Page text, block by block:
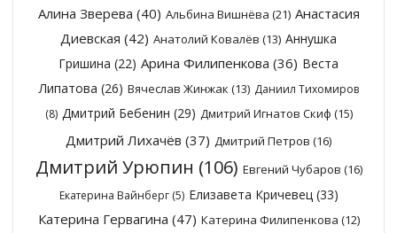
Алина Зверева (40) Альбина Вишнёва (21) Анастасия
Диевская (42) Анатолий Ковалёв (13) Аннушка
Гришина (22) Арина Филипенкова (36) Веста
Липатова (26) Вячеслав Жинжак (13) Даниил Тихомиров
(8) Дмитрий Бебенин (29) Дмитрий Игнатов Скиф (15)
Дмитрий Лихачёв (37) Дмитрий Петров (16)
Дмитрий Урюпин (106) Евгений Чубаров (16)
Екатерина Вайнберг(5) Елизавета Кричевец(33)
Катерина Гервагина (47) Катерина Филипенкова (12)